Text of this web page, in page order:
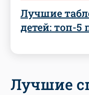
Лучшие
детей: топ-5
Лучшие